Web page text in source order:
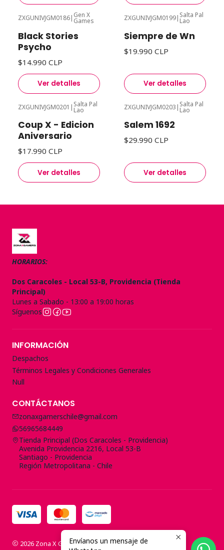
Agotado
ZXGUNIVJGM0186| Gen X
Games
Black Stories
Psycho
$14.990 CLP
Ver detalles
Agotado
ZXGUNIVJGM0199| Salta Pal
Lao
Siempre de Wn
$19.990 CLP
Ver detalles
Agotado
ZXGUNIVJGM0201 | Salta Pal
Lao
Coup X - Edicion
Aniversario
$17.990 CLP
Ver detalles
Agotado
ZXGUNIVJGM0203 | Salta Pal
Lao
Salem 1692
$29.990 CLP
Ver detalles
HORARIOS:
Dos Caracoles - Local 53-B, Providencia (Tienda
Principal)
Lunes a Sabado - 13:00 a 19:00 horas
Síguenos
INFORMACIÓN
Despachos
Términos Legales y Condiciones Generales
Null
CONTÁCTANOS
zonaxgamerschile@gmail.com
56965684449
Tienda Principal (Dos Caracoles - Providencia)
Avenida Providencia 2216, Local 53-B
Santiago - Providencia
Región Metropolitana - Chile
2026 Zona X Gamers Store.Envíanos un mensaje de